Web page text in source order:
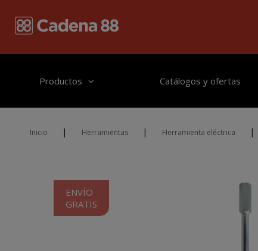
Productos Catálogos y ofertas
Inicio | Herramientas | Herramienta eléctrica |
ENVÍO
GRATIS